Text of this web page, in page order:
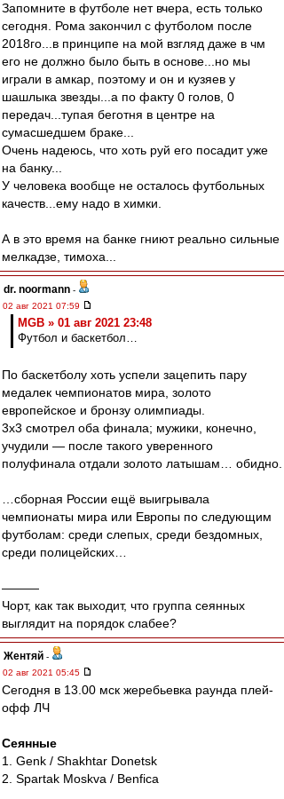
Запомните в футболе нет вчера, есть только
сегодня. Рома закончил с футболом после
2018го...в принципе на мой взгляд даже в чм
его не должно было быть в основе...но мы
играли в амкар, поэтому и он и кузяев у
шашлыка звезды...а по факту 0 голов, 0
передач...тупая беготня в центре на
сумасшедшем браке...
Очень надеюсь, что хоть руй его посадит уже
на банку...
У человека вообще не осталось футбольных
качеств...ему надо в химки.
А в это время на банке гниют реально сильные
мелкадзе, тимоха...
dr. noormann -
02 авг 2021 07:59
MGB » 01 авг 2021 23:48
Футбол и баскетбол…
По баскетболу хоть успели зацепить пару
медалек чемпионатов мира, золото
европейское и бронзу олимпиады.
3x3 смотрел оба финала; мужики, конечно,
учудили — после такого уверенного
полуфинала отдали золото латышам… обидно.
…сборная России ещё выигрывала
чемпионаты мира или Европы по следующим
футболам: среди слепых, среди бездомных,
среди полицейских…
———
Чорт, как так выходит, что группа сеянных
выглядит на порядок слабее?
Жентяй -
02 авг 2021 05:45
Сегодня в 13.00 мск жеребьевка раунда плей-
офф ЛЧ
Сеянные
1. Genk / Shakhtar Donetsk
2. Spartak Moskva / Benfica